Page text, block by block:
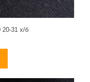
31 х/б